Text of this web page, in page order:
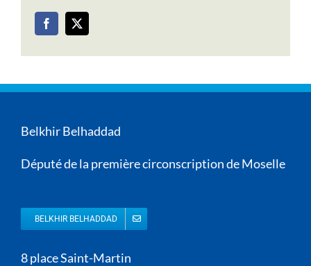
Belkhir Belhaddad
Député de la première circonscription de Moselle
BELKHIR BELHADDAD
8 place Saint-Martin